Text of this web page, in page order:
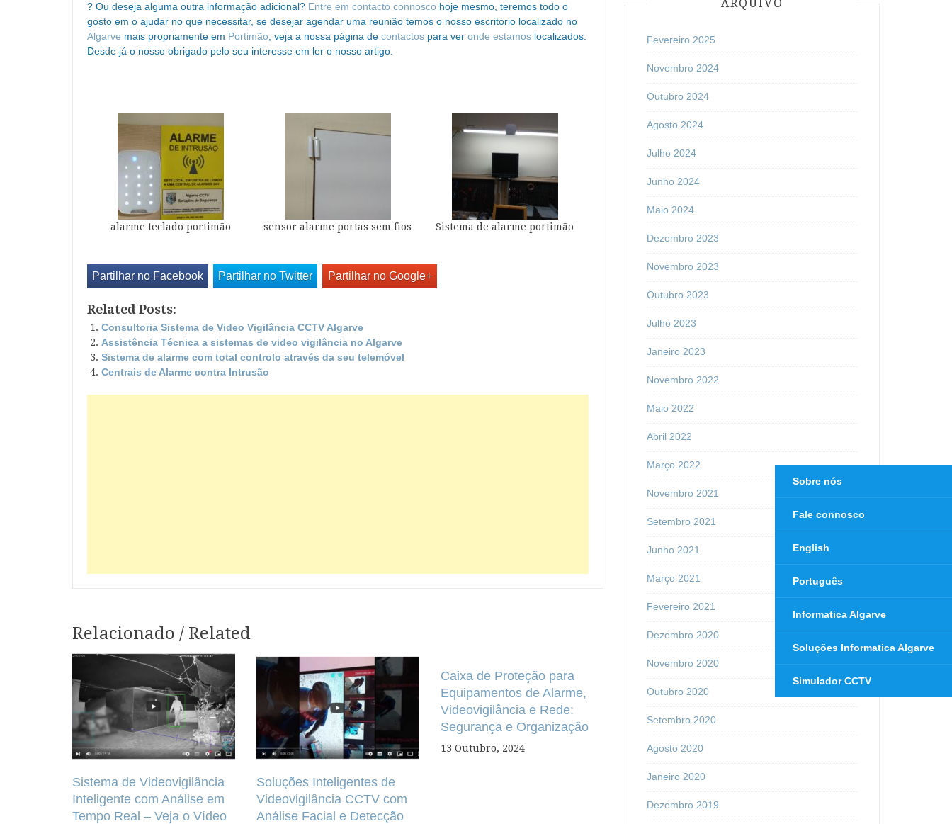
? Ou deseja alguma outra informação adicional? Entre em contacto connosco hoje mesmo, teremos todo o
gosto em o ajudar no que necessitar, se desejar agendar uma reunião temos o nosso escritório localizado no
Algarve mais propriamente em Portimão , veja a nossa página de contactos para ver onde estamos localizados.
Desde já o nosso obrigado pelo seu interesse em ler o nosso artigo.
alarme teclado portimão sensor alarme portas sem fios Sistema de alarme portimão
Partilhar no Facebook Partilhar no Twitter Partilhar no Google+
Related Posts:
Consultoria Sistema de Video Vigilância CCTV Algarve
Assistência Técnica a sistemas de video vigilância no Algarve
Sistema de alarme com total controlo através da seu telemóvel
Centrais de Alarme contra Intrusão
Relacionado / Related
Sistema de Videovigilância
Inteligente com Análise em
Tempo Real – Veja o Vídeo
Soluções Inteligentes de
Videovigilância CCTV com
Análise Facial e Detecção
Caixa de Proteção para
Equipamentos de Alarme,
Videovigilância e Rede:
Segurança e Organização
13 Outubro, 2024
Navegação
de
artigos
ARQUIVO
Fevereiro 2025
Novembro 2024
Outubro 2024
Agosto 2024
Julho 2024
Junho 2024
Maio 2024
Dezembro 2023
Novembro 2023
Outubro 2023
Julho 2023
Janeiro 2023
Novembro 2022
Maio 2022
Abril 2022
Março 2022
Novembro 2021
Setembro 2021
Junho 2021
Março 2021
Fevereiro 2021
Dezembro 2020
Novembro 2020
Outubro 2020
Setembro 2020
Agosto 2020
Janeiro 2020
Dezembro 2019
Sobre nós
Fale connosco
English
Português
Informatica Algarve
Soluções Informatica Algarve
Simulador CCTV